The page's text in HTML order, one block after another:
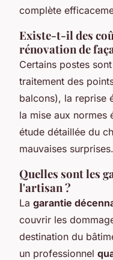
complète
Existe-t-il des
rénovation de
Certains postes
traitement des
balcons), la reprise
la mise aux normes
étude détaillée du
mauvaises surprises.
Quelles sont les
l'artisan ?
La garantie
couvrir les
destination du
un professionnel